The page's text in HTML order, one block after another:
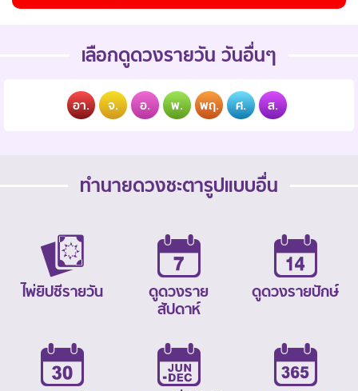
เลือกดูดวงรายวัน วันอื่นๆ
อา. จ. อ. พ. พฤ. ศ. ส.
ทำนายดวงชะตารูปแบบอื่น
ไพ่ยิปซีรายวัน
ดูดวงราย
สัปดาห์
ดูดวงรายปักษ์